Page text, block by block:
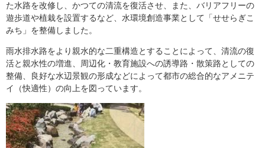
た水路を改修し、かつての清流を復活させ、また、バリアフリーの
遊歩道や植栽を設置するなど、水環境創造事業として「せせらぎこ
みち」を整備しました。
雨水排水路をより親水的な二重構造とすることによって、清流の復
活と親水性の増進、周辺化・教育施設への誘導路・散策路としての
整備、良好な水辺景観の形成などによって都市の総合的なアメニテ
イ（快適性）の向上を図っています。